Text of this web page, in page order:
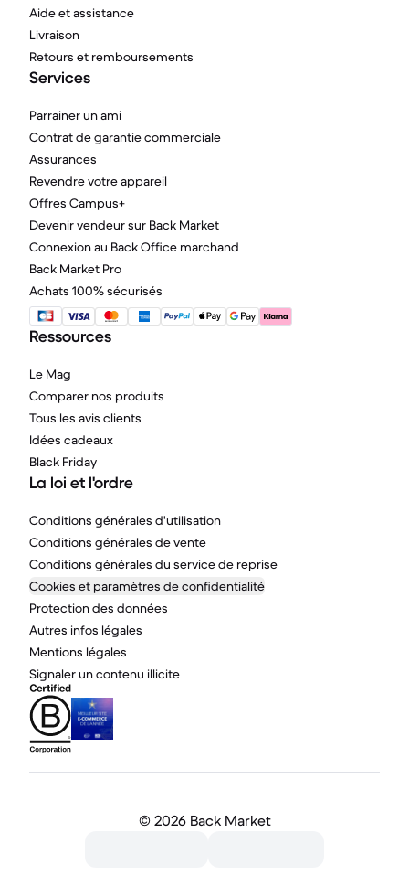
Aide et assistance
Livraison
Retours et remboursements
Services
Parrainer un ami
Contrat de garantie commerciale
Assurances
Revendre votre appareil
Offres Campus+
Devenir vendeur sur Back Market
Connexion au Back Office marchand
Back Market Pro
Achats 100% sécurisés
Ressources
Le Mag
Comparer nos produits
Tous les avis clients
Idées cadeaux
Black Friday
La loi et l'ordre
Conditions générales d'utilisation
Conditions générales de vente
Conditions générales du service de reprise
Cookies et paramètres de confidentialité
Protection des données
Autres infos légales
Mentions légales
Signaler un contenu illicite
© 2026 Back Market